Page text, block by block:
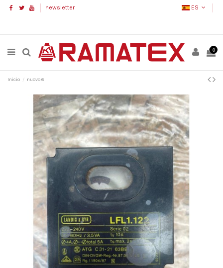
newsletter ES
0
Inicio nuovo 6